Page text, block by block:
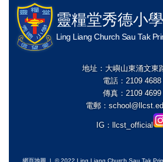
靈糧堂秀德小學
Ling Liang Church Sau Tak
地址：大嶼山東涌文東
電話：2109 4688
傳真：2109 4699
電郵：
IG： llcst_official
網頁地圖 | © 2022 Ling Liang Church Sau Tak